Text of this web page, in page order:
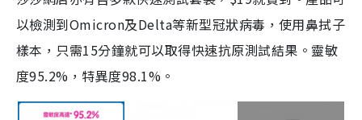
以檢測到Omicron及Delta等新型冠狀病毒，使用鼻拭子
樣本，只需15分鐘就可以取得快速抗原測試結果。靈敏
度95.2%，特異度98.1%。